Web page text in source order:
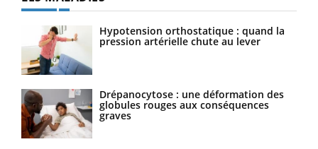
Hypotension orthostatique : quand la
pression artérielle chute au lever
Drépanocytose : une déformation des
globules rouges aux conséquences
graves